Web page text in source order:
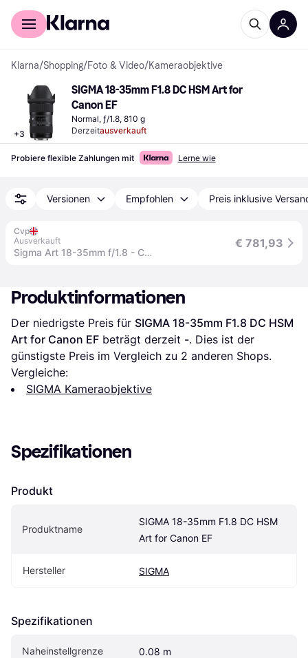
Für Shopper
Klarna/Shopping/Foto & Video/Kameraobjektive
+3
SIGMA 18-35mm F1.8 DC HSM Art for
Canon EF
Normal, ƒ/1.8, 810 g
Derzeitausverkauft
Probiere flexible Zahlungen mit Lerne wie
Versionen Empfohlen Preis inklusive
Cvp
Ausverkauft
Sigma Art 18-35mm f/1.8 - Canon EF
€ 781,93
Produktinformationen
Der niedrigste Preis für SIGMA 18-35mm F1.8 DC HSM
Art for Canon EF beträgt derzeit -. Dies ist der
günstigste Preis im Vergleich zu 2 anderen Shops.
Vergleiche:
SIGMA Kameraobjektive
Spezifikationen
Produkt
Produktname
SIGMA 18-35mm F1.8 DC HSM
Art for Canon EF
Hersteller SIGMA
Spezifikationen
Naheinstellgrenze 0.08 m